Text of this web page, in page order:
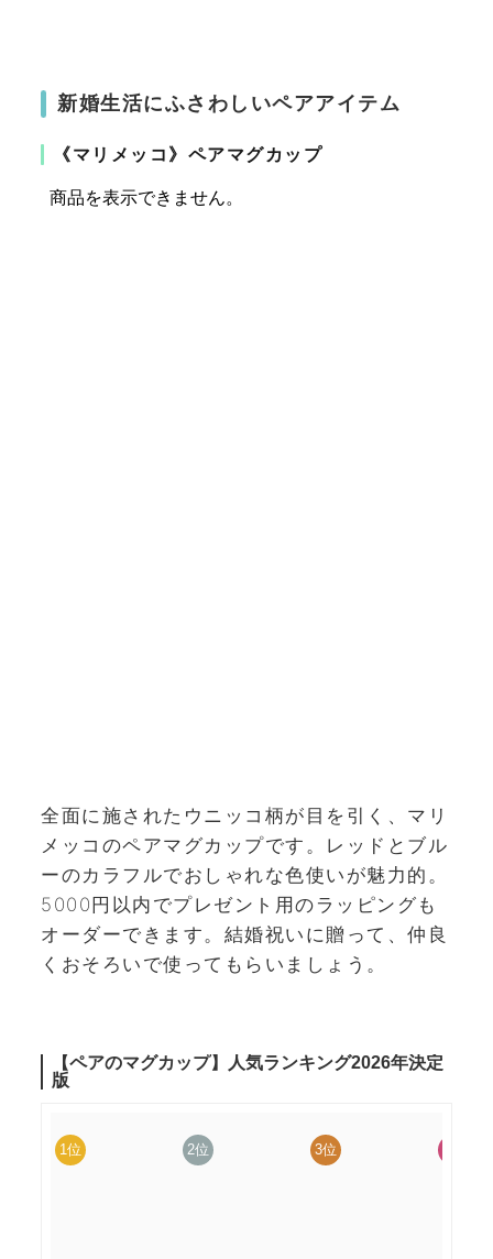
新婚生活にふさわしいペアアイテム
《マリメッコ》ペアマグカップ
全面に施されたウニッコ柄が目を引く、マリ
メッコのペアマグカップです。レッドとブル
ーのカラフルでおしゃれな色使いが魅力的。
5000円以内でプレゼント用のラッピングも
オーダーできます。結婚祝いに贈って、仲良
くおそろいで使ってもらいましょう。